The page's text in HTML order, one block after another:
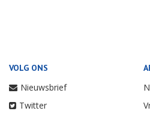
VOLG ONS
Nieuwsbrief
Twitter